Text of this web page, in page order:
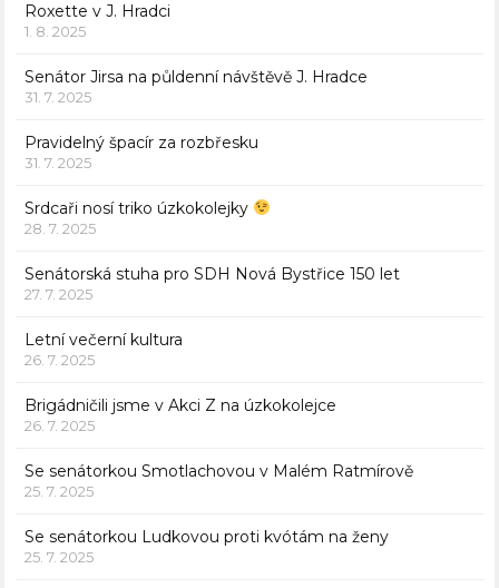
Roxette v J. Hradci
1. 8. 2025
Senátor Jirsa na půldenní návštěvě J. Hradce
31. 7. 2025
Pravidelný špacír za rozbřesku
31. 7. 2025
Srdcaři nosí triko úzkokolejky
28. 7. 2025
Senátorská stuha pro SDH Nová Bystřice 150 let
27. 7. 2025
Letní večerní kultura
26. 7. 2025
Brigádničili jsme v Akci Z na úzkokolejce
26. 7. 2025
Se senátorkou Smotlachovou v Malém Ratmírově
25. 7. 2025
Se senátorkou Ludkovou proti kvótám na ženy
25. 7. 2025